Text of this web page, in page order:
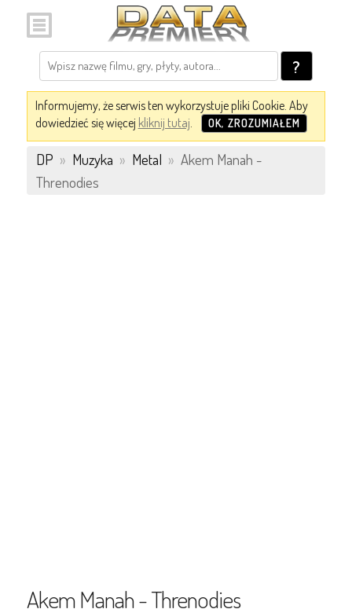
?
Informujemy, że serwis ten wykorzystuje pliki Cookie. Aby
dowiedzieć się więcej kliknij tutaj. OK, ZROZUMIAŁEM
DP » Muzyka » Metal » Akem Manah -
Threnodies
Akem Manah - Threnodies